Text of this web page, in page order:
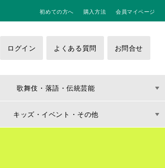
初めての方へ 購入方法 会員マイページ
ログイン よくある質問 お問合せ
歌舞伎・落語・伝統芸能
キッズ・イベント・その他